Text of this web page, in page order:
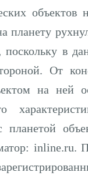
планету
поскольку в
От
на ней
планетой
inline.ru.